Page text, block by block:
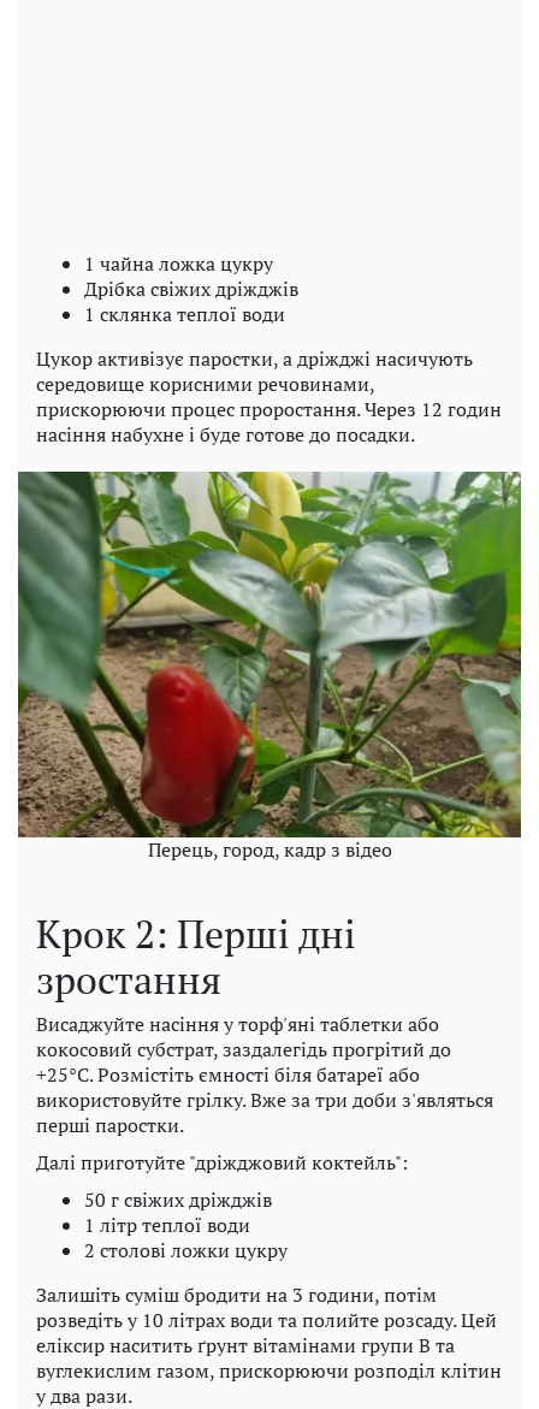
1 чайна ложка цукру
Дрібка свіжих дріжджів
1 склянка теплої води
Цукор активізує паростки, а дріжджі насичують
середовище корисними речовинами,
прискорюючи процес проростання. Через 12 годин
насіння набухне і буде готове до посадки.
Перець, город, кадр з відео
Крок 2: Перші дні
зростання
Висаджуйте насіння у торф'яні таблетки або
кокосовий субстрат, заздалегідь прогрітий до
+25°C. Розмістіть ємності біля батареї або
використовуйте грілку. Вже за три доби з'являться
перші паростки.
Далі приготуйте "дріжджовий коктейль":
50 г свіжих дріжджів
1 літр теплої води
2 столові ложки цукру
Залишіть суміш бродити на 3 години, потім
розведіть у 10 літрах води та полийте розсаду. Цей
еліксир наситить ґрунт вітамінами групи B та
вуглекислим газом, прискорюючи розподіл клітин
у два рази.